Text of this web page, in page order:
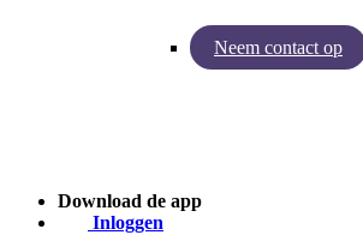
Neem contact op
Inzichten van Baby Journey
Download de app
Inloggen